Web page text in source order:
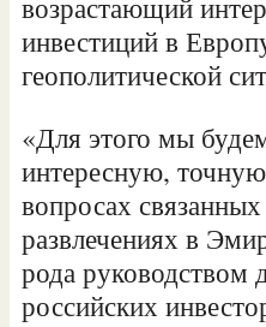
инвестиций в
геополитической
«Для этого мы
интересную,
вопросах
развлечениях в
рода
российских